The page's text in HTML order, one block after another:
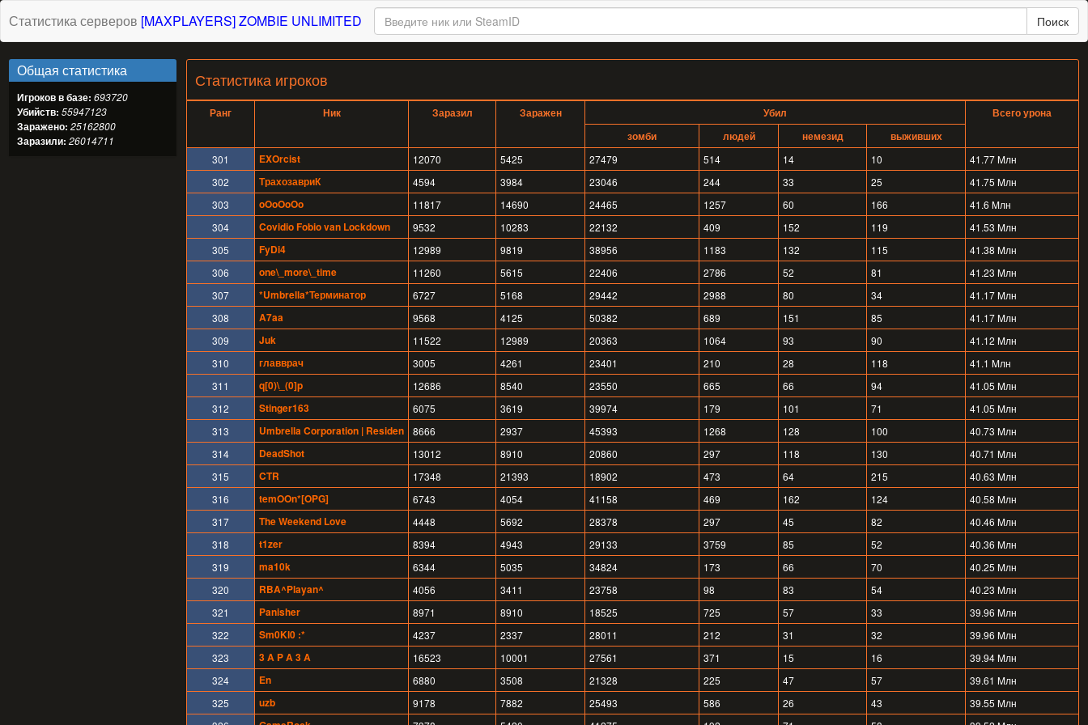
Статистика серверов [MAXPLAYERS] ZOMBIE UNLIMITED Поиск
Общая статистика
Игроков в базе: 693720
Убийств: 55947123
Заражено: 25162800
Заразили: 26014711
Статистика игроков
Ранг Ник Заразил Заражен Убил
Всего урона
зомби
людей немезид выживших
301 EXOrcist 12070 5425 27479 514 14 10
41.77 Mлн
302
ТрахозавриК 4594 3984 23046 244 33 25
41.75 Mлн
303
oOoOoOo 11817 14690 24465 1257 60 166
41.6 Mлн
304
Covidio Fobio van Lockdown 9532 10283 22132 409 152 119
41.53 Mлн
305
FyDi4 12989 9819 38956 1183 132 115
41.38 Mлн
306
one\_more\_time 11260 5615 22406 2786 52 81
41.23 Mлн
307
*Umbrella*Терминатор 6727 5168 29442 2988 80 34
41.17 Mлн
308
A7aa 9568 4125 50382 689 151 85
41.17 Mлн
309
Juk 11522 12989 20363 1064 93 90
41.12 Mлн
310
главврач 3005 4261 23401 210 28 118
41.1 Mлн
311
q[0)\_(0]p 12686 8540 23550 665 66 94
41.05 Mлн
312
Stinger163 6075 3619 39974 179 101 71
41.05 Mлн
313
Umbrella Corporation | Residen 8666 2937 45393 1268 128 100
40.73 Mлн
314
DeadShot 13012 8910 20860 297 118 130
40.71 Mлн
315
CTR 17348 21393 18902 473 64 215
40.63 Mлн
316
temOOn*[OPG] 6743 4054 41158 469 162 124
40.58 Mлн
317
The Weekend Love 4448 5692 28378 297 45 82
40.46 Mлн
318
t1zer 8394 4943 29133 3759 85 52
40.36 Mлн
319
ma10k 6344 5035 34824 173 66 70
40.25 Mлн
320
RBA^Playan^ 4056 3411 23758 98 83 54
40.23 Mлн
321
Panisher 8971 8910 18525 725 57 33
39.96 Mлн
322
Sm0Kl0 :* 4237 2337 28011 212 31 32
39.96 Mлн
323
3 A P A 3 A 16523 10001 27561 371 15 16
39.94 Mлн
324
En 6880 3508 21328 225 47 57
39.61 Mлн
325
uzb 9178 7882 25493 586 26 43
39.55 Mлн